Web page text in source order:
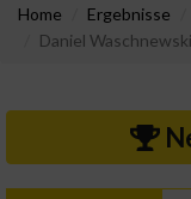
Home Ergebnisse
Daniel Waschnewski